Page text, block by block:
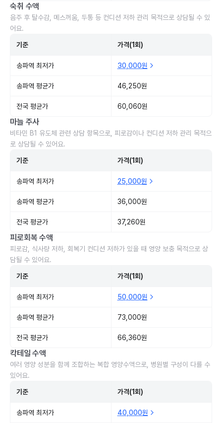
숙취 수액
음주 후 탈수감, 메스꺼움, 두통 등 컨디션 저하 관리 목적으로 상담될 수 있
어요.
기준 가격(1회)
송파역 최저가 30,000원
송파역 평균가 46,250원
전국 평균가 60,060원
마늘 주사
비타민 B1 유도체 관련 상담 항목으로, 피로감이나 컨디션 저하 관리 목적으
로 상담될 수 있어요.
기준 가격(1회)
송파역 최저가 25,000원
송파역 평균가 36,000원
전국 평균가 37,260원
피로회복 수액
피로감, 식사량 저하, 회복기 컨디션 저하가 있을 때 영양 보충 목적으로 상
담될 수 있어요.
기준 가격(1회)
송파역 최저가 50,000원
송파역 평균가 73,000원
전국 평균가 66,360원
칵테일 수액
여러 영양 성분을 함께 조합하는 복합 영양수액으로, 병원별 구성이 다를 수
있어요.
기준 가격(1회)
송파역 최저가 40,000원